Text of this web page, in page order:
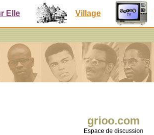
Elle Village
grioo.com
Espace de discussion